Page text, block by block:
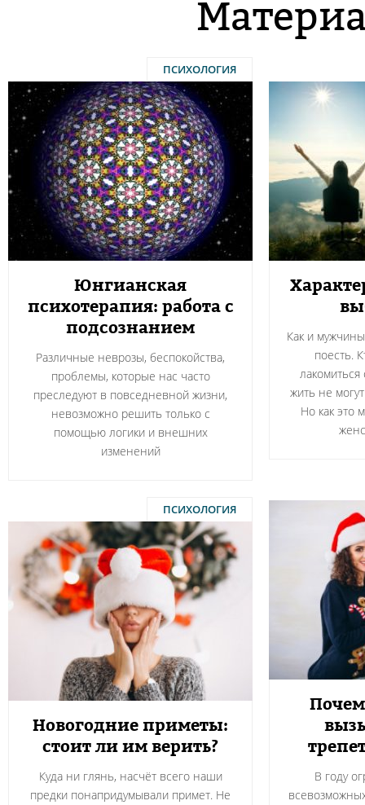
ПСИХОЛОГИЯ
Юнгианская
психотерапия: работа с
подсознанием
Различные неврозы, беспокойства,
проблемы, которые нас часто
преследуют в повседневной жизни,
невозможно решить только с
помощью логики и внешних
изменений
Как и
поесть.
лакомиться
жить не
Но как это
В году
ПСИХОЛОГИЯ
Новогодние приметы:
стоит ли им верить?
Куда ни глянь, насчёт всего наши
предки понапридумывали примет. Не